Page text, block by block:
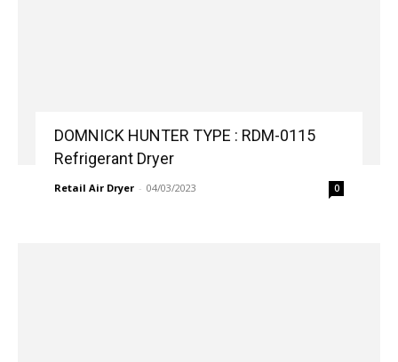
DOMNICK HUNTER TYPE : RDM-0115
Refrigerant Dryer
Retail Air Dryer - 04/03/2023 0